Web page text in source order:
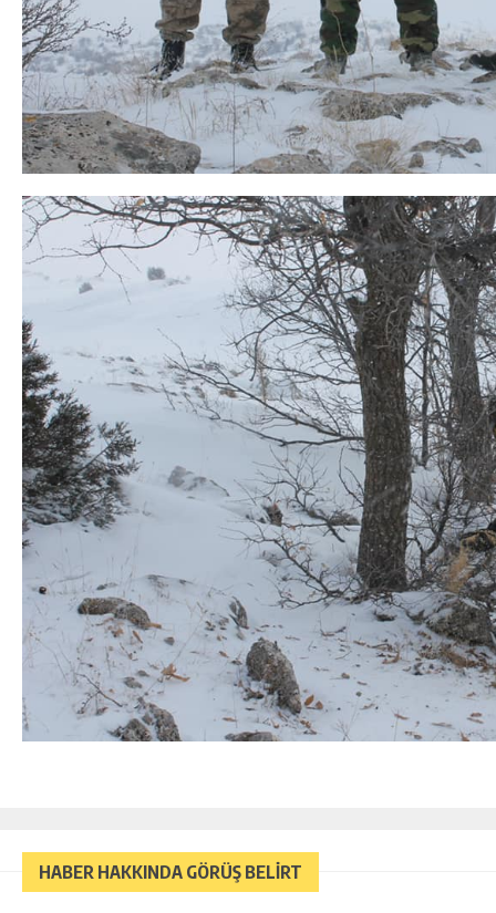
HABER HAKKINDA GÖRÜŞ BELİRT